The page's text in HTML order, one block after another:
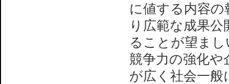
に値する内容
り広範な成果
ることが望ま
競争力の強化
が広く社会一般